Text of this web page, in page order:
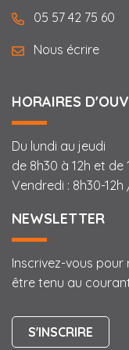
05 57 42 75 60
Nous écrire
HORAIRES
Du lundi au jeudi
de 8h30 à 12h et de
Vendredi : 8h30-12h
NEWSLETTER
Inscrivez-vous
être tenu au
S'INSCRIRE